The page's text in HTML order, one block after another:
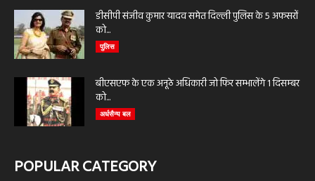
डीसीपी संजीव कुमार यादव समेत दिल्ली पुलिस के 5 अफसरों
को...
पुलिस
बीएसएफ के एक अनूठे अधिकारी जो फिर सम्भालेंगे 1 दिसम्बर
को...
अर्धसैन्य बल
POPULAR CATEGORY